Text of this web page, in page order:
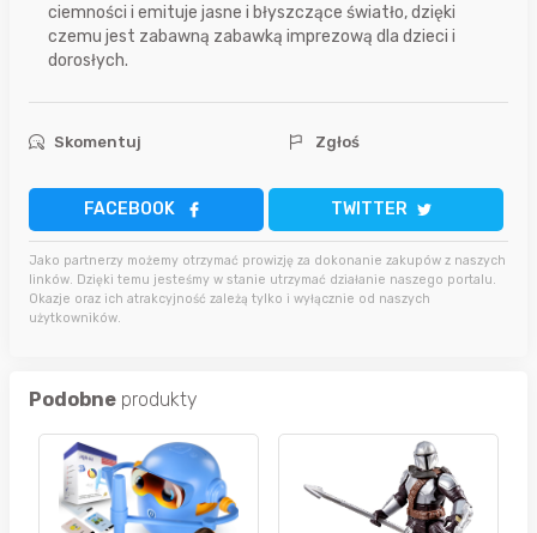
ciemności i emituje jasne i błyszczące światło, dzięki
czemu jest zabawną zabawką imprezową dla dzieci i
dorosłych.
Skomentuj Zgłoś
FACEBOOK TWITTER
Jako partnerzy możemy otrzymać prowizję za dokonanie zakupów z naszych
linków. Dzięki temu jesteśmy w stanie utrzymać działanie naszego portalu.
Okazje oraz ich atrakcyjność zależą tylko i wyłącznie od naszych
użytkowników.
Podobne produkty